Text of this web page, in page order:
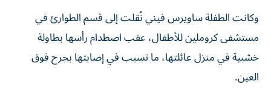
وكانت الطفلة ساويرس فيني نُقلت إلى قسم الطوارئ في
مستشفى كروملين للأطفال، عقب اصطدام رأسها بطاولة
خشبية في منزل عائلتها، ما تسبب في إصابتها بجرح فوق
العين.